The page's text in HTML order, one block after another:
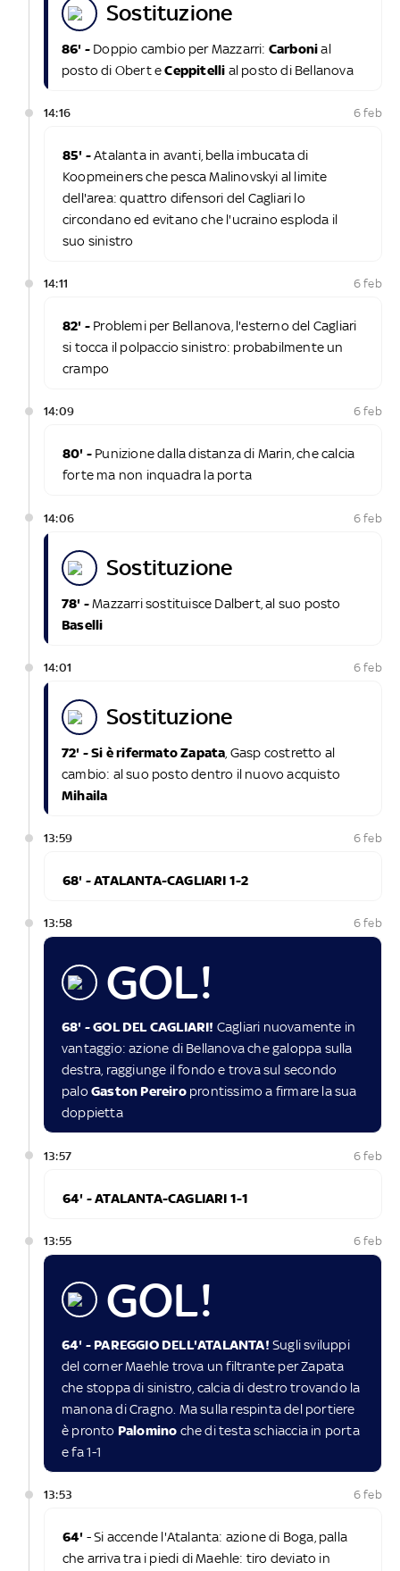
sostituzione
86' - Doppio cambio per Mazzarri: Carbonial
posto di Obert eCeppitelli al posto di Bellanova
14:16 6 feb
85' -Atalanta in avanti, bella imbucata di
Koopmeiners che pesca Malinovskyi al limite
dell'area: quattro difensori del Cagliari lo
circondano ed evitano che l'ucraino esploda il
suo sinistro
14:11 6 feb
82' - Problemi per Bellanova, l'esterno del Cagliari
si tocca il polpaccio sinistro: probabilmente un
crampo
14:09 6 feb
80' - Punizione dalla distanza di Marin, che calcia
forte ma non inquadra la porta
14:06 6 feb
sostituzione
78' -Mazzarri sostituisce Dalbert, al suo posto
Baselli
14:01 6 feb
sostituzione
72' - Si è rifermato Zapata , Gasp costretto al
cambio: al suo posto dentro il nuovo acquisto
Mihaila
13:59 6 feb
68' - ATALANTA-CAGLIARI 1-2
13:58 6 feb
GOL!
68' - GOL DEL CAGLIARI! Cagliari nuovamente in
vantaggio: azione di Bellanova che galoppa sulla
destra, raggiunge il fondo e trova sul secondo
palo Gaston Pereiroprontissimo a firmare la sua
doppietta
13:57 6 feb
64' - ATALANTA-CAGLIARI 1-1
13:55 6 feb
GOL!
64' - PAREGGIO DELL'ATALANTA! Sugli sviluppi
del corner Maehle trova un filtrante per Zapata
che stoppa di sinistro, calcia di destro trovando la
manona di Cragno. Ma sulla respinta del portiere
è pronto Palomino che di testa schiaccia in porta
e fa 1-1
13:53 6 feb
64' - Si accende l'Atalanta: azione di Boga, palla
che arriva tra i piedi di Maehle: tiro deviato in